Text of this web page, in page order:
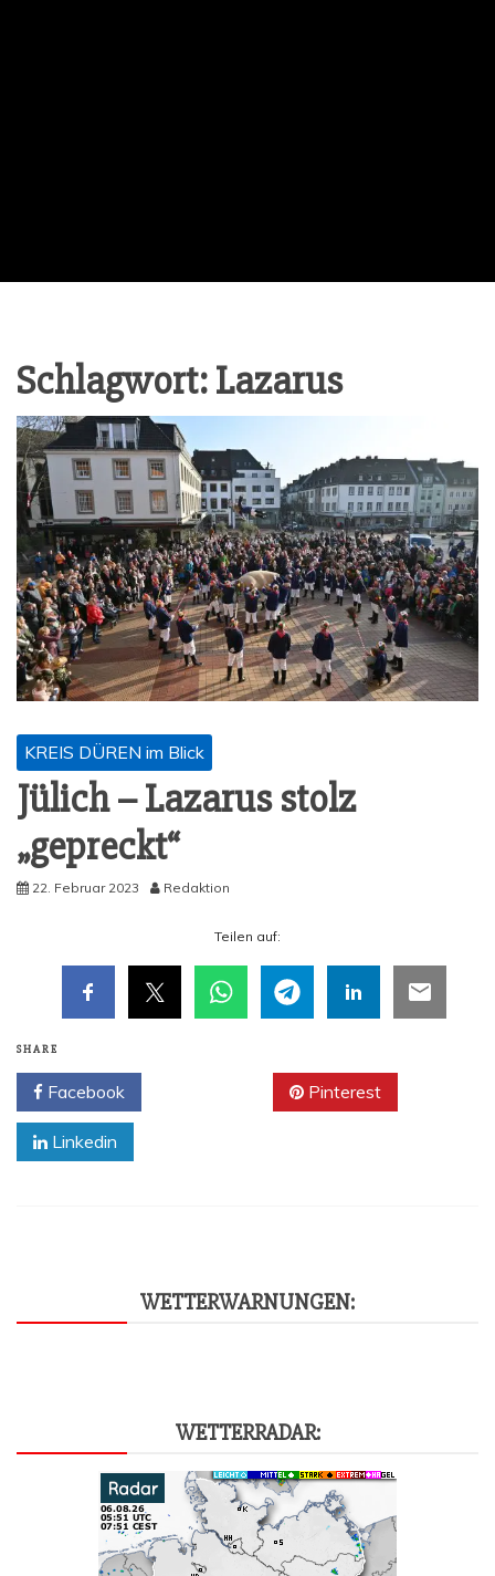
Schlagwort:Lazarus
KREIS DÜREN im Blick
Jülich – Laza­rus stolz
„gepreckt“
22. Februar 2023 Redaktion
Tei­len auf:
SHARE
Facebook Pinterest
Linkedin
WET­TER­WAR­NUN­GEN:
WET­TER­RA­DAR: